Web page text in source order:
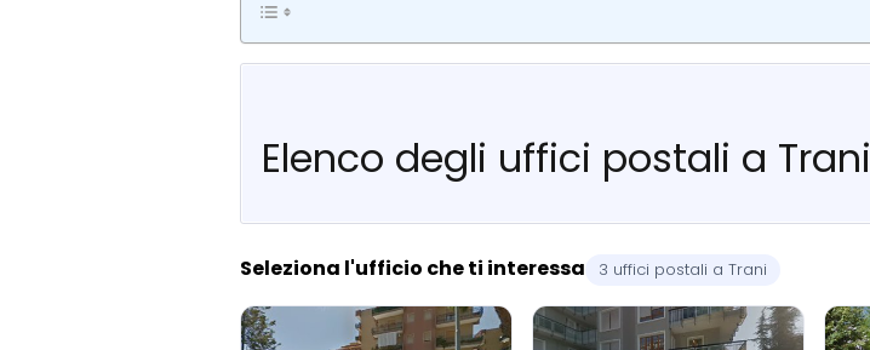
Elenco degli uffici postali a Trani
Seleziona l'ufficio che ti interessa 3 uffici postali a Trani